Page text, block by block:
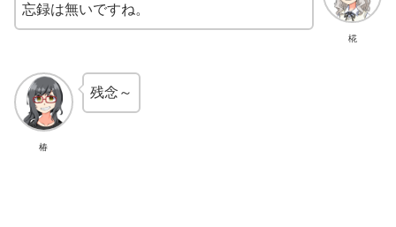
椛
忘録は無いですね。
椿
残念～